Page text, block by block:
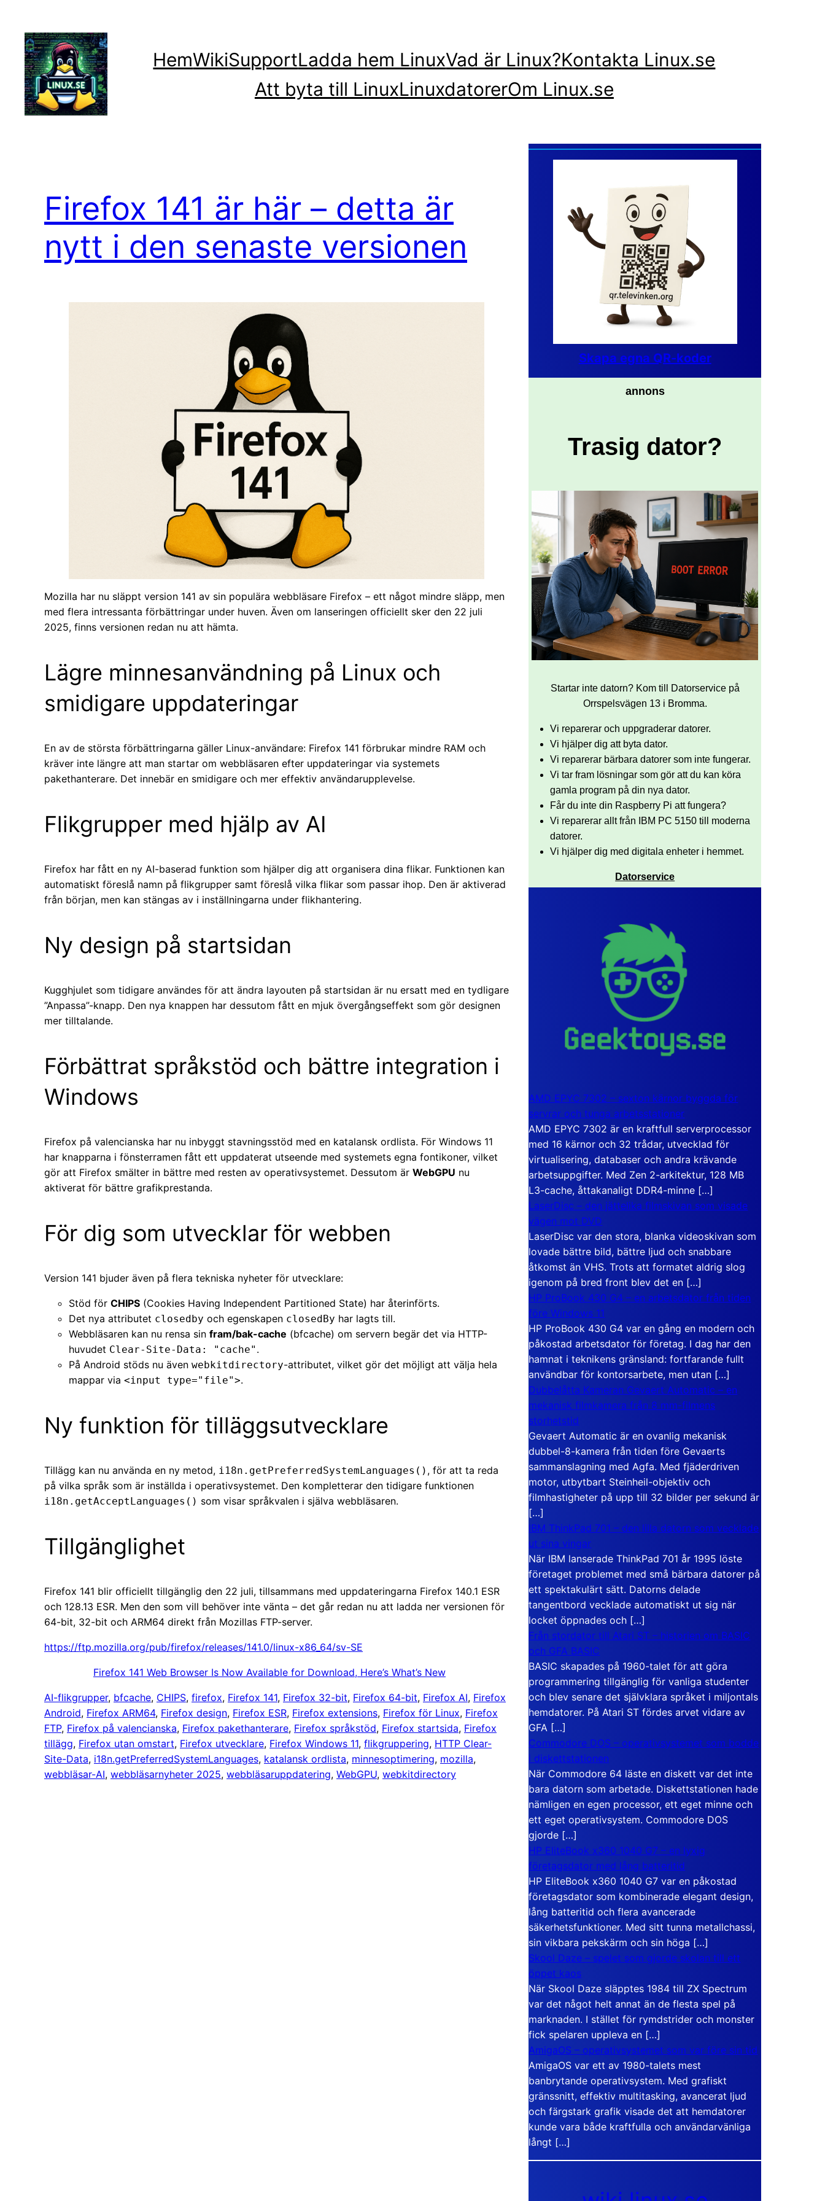
innehåll
HemWikiSupportLadda hem LinuxVad är Linux?Kontakta Linux.se
Att byta till LinuxLinuxdatorerOm Linux.se
Firefox 141 är här – detta är
nytt i den senaste versionen
Mozilla har nu släppt version 141 av sin populära webbläsare Firefox – ett något mindre släpp, men
med flera intressanta förbättringar under huven. Även om lanseringen officiellt sker den 22 juli
2025, finns versionen redan nu att hämta.
Lägre minnesanvändning på Linux och
smidigare uppdateringar
En av de största förbättringarna gäller Linux-användare: Firefox 141 förbrukar mindre RAM och
kräver inte längre att man startar om webbläsaren efter uppdateringar via systemets
pakethanterare. Det innebär en smidigare och mer effektiv användarupplevelse.
Flikgrupper med hjälp av AI
Firefox har fått en ny AI-baserad funktion som hjälper dig att organisera dina flikar. Funktionen kan
automatiskt föreslå namn på flikgrupper samt föreslå vilka flikar som passar ihop. Den är aktiverad
från början, men kan stängas av i inställningarna under flikhantering.
Ny design på startsidan
Kugghjulet som tidigare användes för att ändra layouten på startsidan är nu ersatt med en tydligare
”Anpassa”-knapp. Den nya knappen har dessutom fått en mjuk övergångseffekt som gör designen
mer tilltalande.
Förbättrat språkstöd och bättre integration i
Windows
Firefox på valencianska har nu inbyggt stavningsstöd med en katalansk ordlista. För Windows 11
har knapparna i fönsterramen fått ett uppdaterat utseende med systemets egna fontikoner, vilket
gör att Firefox smälter in bättre med resten av operativsystemet. Dessutom är WebGPU nu
aktiverat för bättre grafikprestanda.
För dig som utvecklar för webben
Version 141 bjuder även på flera tekniska nyheter för utvecklare:
Stöd för CHIPS (Cookies Having Independent Partitioned State) har återinförts.
Det nya attributet closedby och egenskapen closedBy har lagts till.
Webbläsaren kan nu rensa sin fram/bak-cache (bfcache) om servern begär det via HTTP-
huvudet Clear-Site-Data: "cache" .
På Android stöds nu även webkitdirectory-attributet, vilket gör det möjligt att välja hela
mappar via <input type="file">.
Ny funktion för tilläggsutvecklare
Tillägg kan nu använda en ny metod, i18n.getPreferredSystemLanguages() , för att ta reda
på vilka språk som är inställda i operativsystemet. Den kompletterar den tidigare funktionen
i18n.getAcceptLanguages() som visar språkvalen i själva webbläsaren.
Tillgänglighet
Firefox 141 blir officiellt tillgänglig den 22 juli, tillsammans med uppdateringarna Firefox 140.1 ESR
och 128.13 ESR. Men den som vill behöver inte vänta – det går redan nu att ladda ner versionen för
64-bit, 32-bit och ARM64 direkt från Mozillas FTP-server.
https://ftp.mozilla.org/pub/firefox/releases/141.0/linux-x86_64/sv-SE
Firefox 141 Web Browser Is Now Available for Download, Here’s What’s New
AI-flikgrupper, bfcache, CHIPS, firefox, Firefox 141, Firefox 32-bit, Firefox 64-bit, Firefox AI, Firefox
Android, Firefox ARM64, Firefox design, Firefox ESR, Firefox extensions, Firefox för Linux, Firefox
FTP, Firefox på valencianska, Firefox pakethanterare, Firefox språkstöd, Firefox startsida, Firefox
tillägg, Firefox utan omstart, Firefox utvecklare, Firefox Windows 11, flikgruppering, HTTP Clear-
Site-Data, i18n.getPreferredSystemLanguages, katalansk ordlista, minnesoptimering, mozilla
webbläsar-AI, webbläsarnyheter 2025, webbläsaruppdatering, WebGPU, webkitdirectory
Skapa egna QR-koder
annons
Trasig dator?
Startar inte datorn? Kom till Datorservice på
Orrspelsvägen 13 i Bromma.
Vi reparerar och uppgraderar datorer.
Vi hjälper dig att byta dator.
Vi reparerar bärbara datorer som inte fungerar.
Vi tar fram lösningar som gör att du kan köra
gamla program på din nya dator.
Får du inte din Raspberry Pi att fungera?
Vi reparerar allt från IBM PC 5150 till moderna
datorer.
Vi hjälper dig med digitala enheter i hemmet.
Datorservice
AMD EPYC 7302 – sexton kärnor byggda för
servrar och tunga arbetsstationer
AMD EPYC 7302 är en kraftfull serverprocessor
med 16 kärnor och 32 trådar, utvecklad för
virtualisering, databaser och andra krävande
arbetsuppgifter. Med Zen 2-arkitektur, 128 MB
L3-cache, åttakanaligt DDR4-minne […]
LaserDisc – den jättelika filmskivan som visade
vägen mot DVD
LaserDisc var den stora, blanka videoskivan som
lovade bättre bild, bättre ljud och snabbare
åtkomst än VHS. Trots att formatet aldrig slog
igenom på bred front blev det en […]
HP ProBook 430 G4 – en arbetsdator från tiden
före Windows 11
HP ProBook 430 G4 var en gång en modern och
påkostad arbetsdator för företag. I dag har den
hamnat i teknikens gränsland: fortfarande fullt
användbar för kontorsarbete, men utan […]
Dubbelåtta Kameran Gevaert Automatic – en
mekanisk filmkamera från 8 mm-filmens
storhetstid
Gevaert Automatic är en ovanlig mekanisk
dubbel-8-kamera från tiden före Gevaerts
sammanslagning med Agfa. Med fjäderdriven
motor, utbytbart Steinheil-objektiv och
filmhastigheter på upp till 32 bilder per sekund är
[…]
IBM ThinkPad 701 – den lilla datorn som vecklade
ut sina vingar
När IBM lanserade ThinkPad 701 år 1995 löste
företaget problemet med små bärbara datorer på
ett spektakulärt sätt. Datorns delade
tangentbord vecklade automatiskt ut sig när
locket öppnades och […]
Från stordator till Atari ST – historien om BASIC
och GFA BASIC
BASIC skapades på 1960-talet för att göra
programmering tillgänglig för vanliga studenter
och blev senare det självklara språket i miljontals
hemdatorer. På Atari ST fördes arvet vidare av
GFA […]
Commodore DOS – operativsystemet som bodde
i diskettstationen
När Commodore 64 läste en diskett var det inte
bara datorn som arbetade. Diskettstationen hade
nämligen en egen processor, ett eget minne och
ett eget operativsystem. Commodore DOS
gjorde […]
HP EliteBook x360 1040 G7 – en lyxig
företagsdator med lång batteritid
HP EliteBook x360 1040 G7 var en påkostad
företagsdator som kombinerade elegant design,
lång batteritid och flera avancerade
säkerhetsfunktioner. Med sitt tunna metallchassi,
sin vikbara pekskärm och sin höga […]
Skool Daze – spelet som gjorde skolan till ett
öppet kaos
När Skool Daze släpptes 1984 till ZX Spectrum
var det något helt annat än de flesta spel på
marknaden. I stället för rymdstrider och monster
fick spelaren uppleva en […]
AmigaOS – operativsystemet som var före sin tid
AmigaOS var ett av 1980-talets mest
banbrytande operativsystem. Med grafiskt
gränssnitt, effektiv multitasking, avancerat ljud
och färgstark grafik visade det att hemdatorer
kunde vara både kraftfulla och användarvänliga
långt […]